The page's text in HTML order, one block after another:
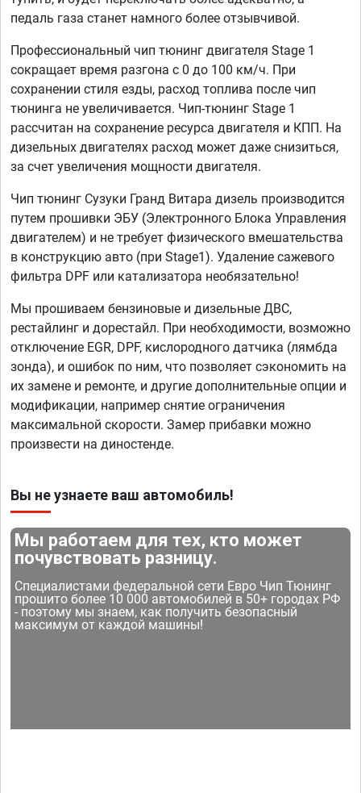
педаль газа станет намного более отзывчивой.
Профессиональный чип тюнинг двигателя Stage 1
сокращает время разгона с 0 до 100 км/ч. При
сохранении стиля езды, расход топлива после чип
тюнинга не увеличивается. Чип-тюнинг Stage 1
рассчитан на сохранение ресурса двигателя и КПП. На
дизельных двигателях расход может даже снизиться,
за счет увеличения мощности двигателя.
Чип тюнинг Сузуки Гранд Витара дизель производится
путем прошивки ЭБУ (Электронного Блока Управления
двигателем) и не требует физического вмешательства
в конструкцию авто (при Stage1). Удаление сажевого
фильтра DPF или катализатора необязательно!
Мы прошиваем бензиновые и дизельные ДВС,
рестайлинг и дорестайл. При необходимости, возможно
отключение EGR, DPF, кислородного датчика (лямбда
зонда), и ошибок по ним, что позволяет сэкономить на
их замене и ремонте, и другие дополнительные опции и
модификации, например снятие ограничения
максимальной скорости. Замер прибавки можно
произвести на диностенде.
Вы не узнаете ваш автомобиль!
Мы работаем для тех, кто может
почувствовать разницу.
Специалистами федеральной сети Евро Чип Тюнинг
прошито более 10 000 автомобилей в 50+ городах РФ
- поэтому мы знаем, как получить безопасный
максимум от каждой машины!